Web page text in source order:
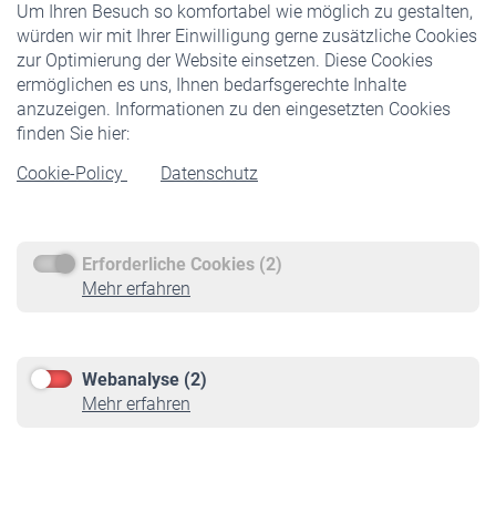
Um Ihren Besuch so komfortabel wie möglich zu gestalten,
würden wir mit Ihrer Einwilligung gerne zusätzliche Cookies
zur Optimierung der Website einsetzen. Diese Cookies
ermöglichen es uns, Ihnen bedarfsgerechte Inhalte
anzuzeigen. Informationen zu den eingesetzten Cookies
finden Sie hier:
Cookie-Policy
Datenschutz
Erforderliche Cookies (2)
Mehr erfahren
Webanalyse (2)
Mehr erfahren
Staatliche Förderung
Veranstaltungen
Rentner
Rentenbeginn
Rente beantragen
Service
Informationen
Online-Rechner
VBLnewsletter